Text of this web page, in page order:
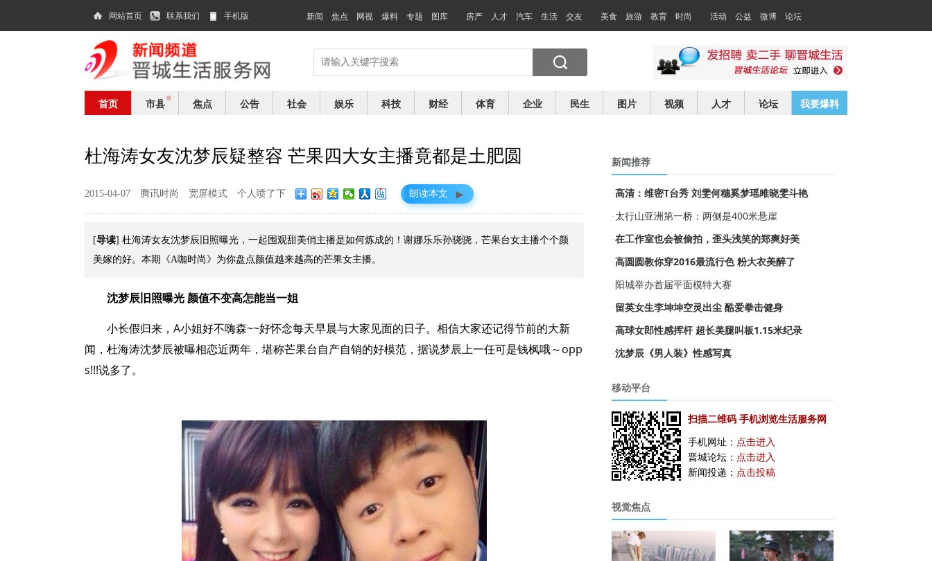
网站首页 联系我们 手机版 新闻 焦点 网视 爆料 专题 图库 房产 人才 汽车 生活 交友 美食 旅游 教育 时尚 活动 公益 微博 论坛
首页 市县 焦点 公告 社会 娱乐 科技 财经 体育 企业 民生 图片 视频 人才 论坛 我要爆料
杜海涛女友沈梦辰疑整容 芒果四大女主播竟都是土肥圆
2015-04-07 腾讯时尚 宽屏模式 个人喷了下 朗读本文 ►
[导读] 杜海涛女友沈梦辰旧照曝光，一起围观甜美俏主播是如何炼成的！谢娜乐乐孙骁骁，芒果台女主播个个颜
美嫁的好。本期《A咖时尚》为你盘点颜值越来越高的芒果女主播。
沈梦辰旧照曝光 颜值不变高怎能当一姐
小长假归来，A小姐好不嗨森~~好怀念每天早晨与大家见面的日子。相信大家还记得节前的大新
闻，杜海涛沈梦辰被曝相恋近两年，堪称芒果台自产自销的好模范，据说梦辰上一任可是钱枫哦～opp
s!!!说多了。
新闻推荐
·高清：维密T台秀 刘雯何穗奚梦瑶雎晓雯斗艳
· 太行山亚洲第一桥：两侧是400米悬崖
·在工作室也会被偷拍，歪头浅笑的郑爽好美
·高圆圆教你穿2016最流行色 粉大衣美醉了
· 阳城举办首届平面模特大赛
· 留英女生李坤坤空灵出尘 酷爱拳击健身
·高球女郎性感挥杆 超长美腿叫板1.15米纪录
·沈梦辰《男人装》性感写真
移动平台
扫描二维码 手机浏览生活服务网
手机网址： 点击进入
晋城论坛： 点击进入
新闻投递： 点击投稿
视觉焦点